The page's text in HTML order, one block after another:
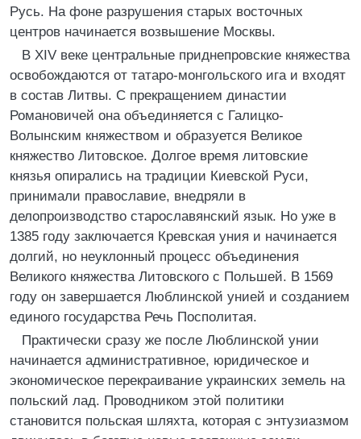
Русь. На фоне разрушения старых восточных
центров начинается возвышение Москвы.
В XIV веке центральные приднепровские княжества
освобождаются от татаро-монгольского ига и входят
в состав Литвы. С прекращением династии
Романовичей она объединяется с Галицко-
Волынским княжеством и образуется Великое
княжество Литовское. Долгое время литовские
князья опирались на традиции Киевской Руси,
принимали православие, внедряли в
делопроизводство старославянский язык. Но уже в
1385 году заключается Кревская уния и начинается
долгий, но неуклонный процесс объединения
Великого княжества Литовского с Польшей. В 1569
году он завершается Люблинской унией и созданием
единого государства Речь Посполитая.
Практически сразу же после Люблинской унии
начинается административное, юридическое и
экономическое перекраивание украинских земель на
польский лад. Проводником этой политики
становится польская шляхта, которая с энтузиазмом